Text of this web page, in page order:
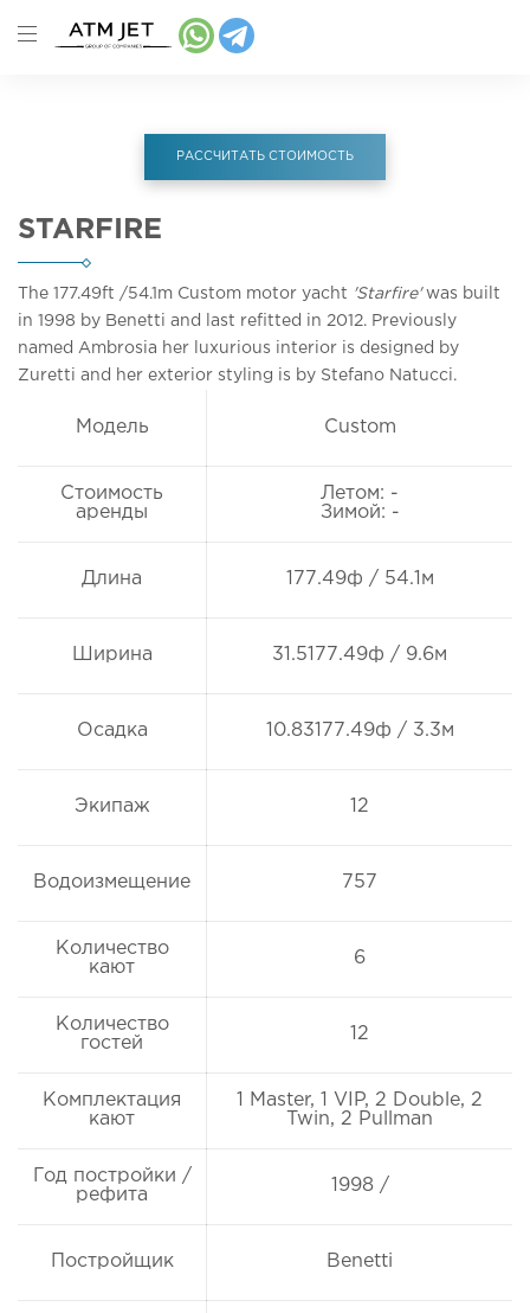
РАССЧИТАТЬ СТОИМОСТЬ
STARFIRE
The 177.49ft /54.1m Custom motor yacht 'Starfire'was built
in 1998 by Benetti and last refitted in 2012. Previously
named Ambrosia her luxurious interior is designed by
Zuretti and her exterior styling is by Stefano Natucci.
Модель Custom
Стоимость
аренды
Летом: -
Зимой: -
Длина 177.49ф / 54.1м
Ширина 31.5177.49ф / 9.6м
Осадка 10.83177.49ф / 3.3м
Экипаж 12
Водоизмещение 757
Количество
кают
6
Количество
гостей
12
Комплектация
кают
1 Master, 1 VIP, 2 Double, 2
Twin, 2 Pullman
Год постройки /
рефита
1998 /
Постройщик Benetti